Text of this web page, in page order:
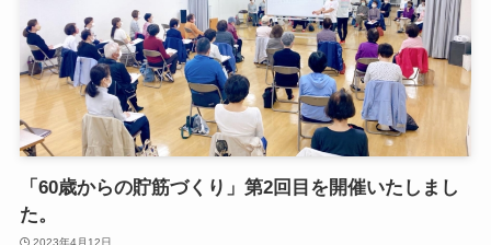
「60歳からの貯筋づくり」第2回目を開催いたしまし
た。
2023年4月12日